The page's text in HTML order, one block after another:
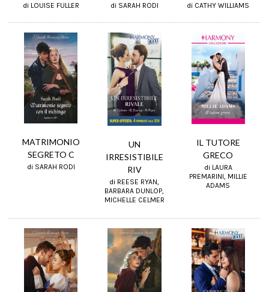
di LOUISE FULLER di SARAH RODI di CATHY WILLIAMS
MATRIMONIO
SEGRETO C
di SARAH RODI
UN
IRRESISTIBILE
RIV
di REESE RYAN,
BARBARA DUNLOP,
MICHELLE CELMER
IL TUTORE
GRECO
di LAURA
PREMARINI, MILLIE
ADAMS